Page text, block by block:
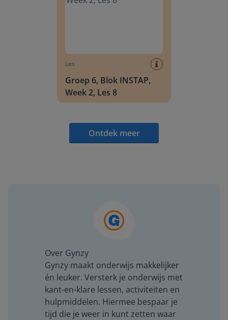
Les
Groep 6, Blok INSTAP,
Week 2, Les 8
Ontdek meer
Over Gynzy
Gynzy maakt onderwijs makkelijker
én leuker. Versterk je onderwijs met
kant-en-klare lessen, activiteiten en
hulpmiddelen. Hiermee bespaar je
tijd die je weer in kunt zetten waar